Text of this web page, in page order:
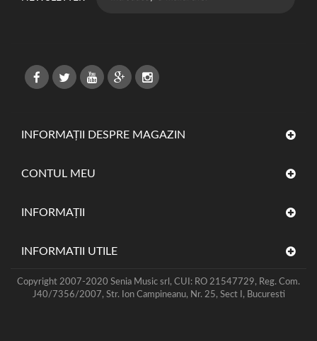
INFORMAȚII DESPRE MAGAZIN
CONTUL MEU
INFORMAŢII
INFORMATII UTILE
Copyright 2007-2020 Senia Music srl, CUI: RO 21547729, Reg. Com.
J40/7356/2007, Str. Ion Campineanu, Nr. 25, Sect I, Bucuresti